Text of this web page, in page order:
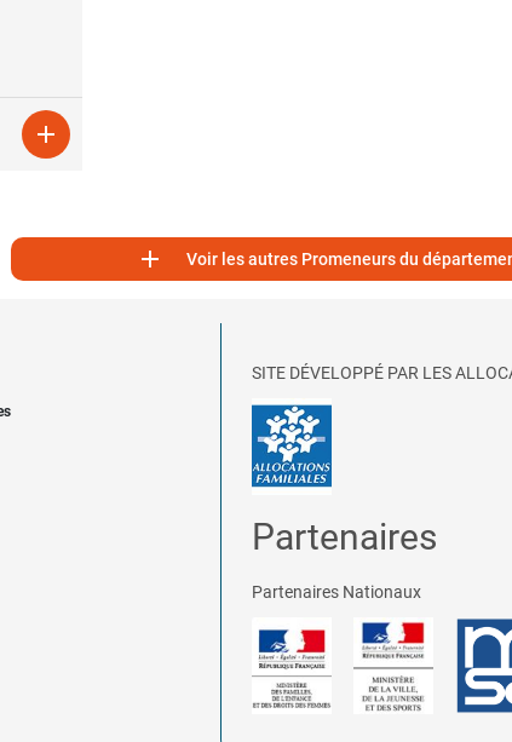

 Voir les autres Promeneurs du
SITE DÉVELOPPÉ PAR LES
Partenaires
Partenaires Nationaux